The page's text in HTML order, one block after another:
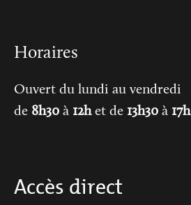
Horaires
Ouvert du lundi au vendredi
de 8h30 à 12het de 13h30 à 17h
Accès direct